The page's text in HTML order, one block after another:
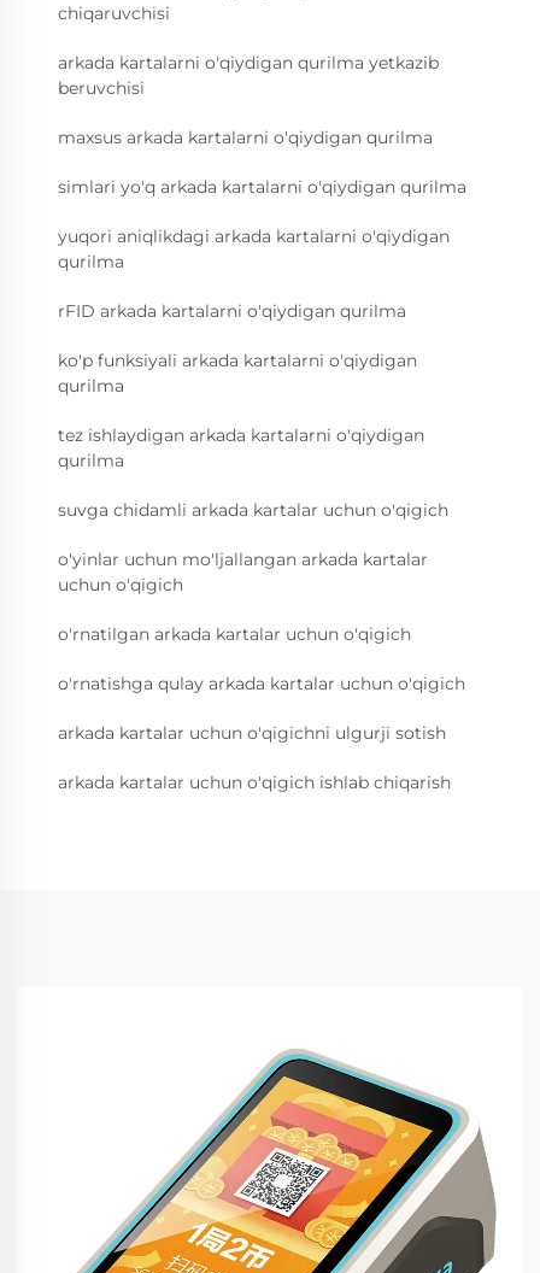
chiqaruvchisi
arkada kartalarni o'qiydigan qurilma yetkazib
beruvchisi
maxsus arkada kartalarni o'qiydigan qurilma
simlari yo'q arkada kartalarni o'qiydigan qurilma
yuqori aniqlikdagi arkada kartalarni o'qiydigan
qurilma
rFID arkada kartalarni o'qiydigan qurilma
ko'p funksiyali arkada kartalarni o'qiydigan
qurilma
tez ishlaydigan arkada kartalarni o'qiydigan
qurilma
suvga chidamli arkada kartalar uchun o'qigich
o'yinlar uchun mo'ljallangan arkada kartalar
uchun o'qigich
o'rnatilgan arkada kartalar uchun o'qigich
o'rnatishga qulay arkada kartalar uchun o'qigich
arkada kartalar uchun o'qigichni ulgurji sotish
arkada kartalar uchun o'qigich ishlab chiqarish